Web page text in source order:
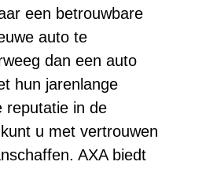
een betrouwbare
auto te
dan een auto
hun jarenlange
reputatie in de
u met vertrouwen
AXA biedt